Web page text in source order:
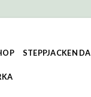
STEPPJACKEN